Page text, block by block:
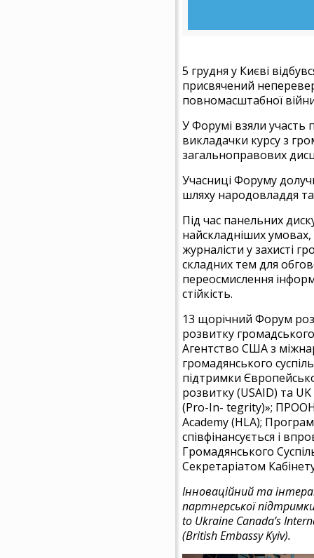
5 грудня у Києві
присвячений
повномасштабної
У Форумі взяли участь
викладачки курсу з
загальноправових
Учасниці Форуму
шляху народовладдя та
Під час панельних
найскладніших умовах,
журналісти у захисті
складних тем для
переосмислення
стійкість.
13 щорічний Форум
розвитку
Агентство США з
громадянського
підтримки
розвитку (USAID) та
(Pro-In- tegrity)»; ПРООН
Academy (HLA);
співфінансується і
Громадянського
Секретаріатом
Інноваційний та
партнерської
to Ukraine Canada’s
(British Embassy Kyiv).